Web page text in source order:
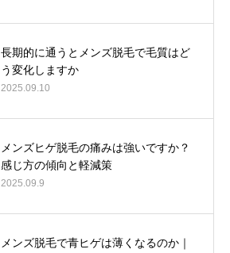
長期的に通うとメンズ脱毛で毛質はど
う変化しますか
2025.09.10
メンズヒゲ脱毛の痛みは強いですか？
感じ方の傾向と軽減策
2025.09.9
メンズ脱毛で青ヒゲは薄くなるのか｜